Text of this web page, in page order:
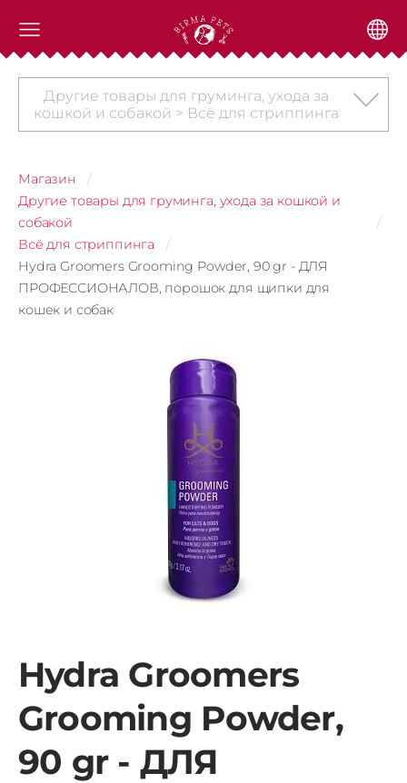
Другие товары для груминга, ухода за
кошкой и собакой > Всё для стриппинга
Магазин
Другие товары для груминга, ухода за кошкой и
собакой
Всё для стриппинга
Hydra Groomers Grooming Powder, 90 gr - ДЛЯ
ПРОФЕССИОНАЛОВ, порошок для щипки для
кошек и собак
Hydra Groomers
Grooming Powder,
90 gr - ДЛЯ